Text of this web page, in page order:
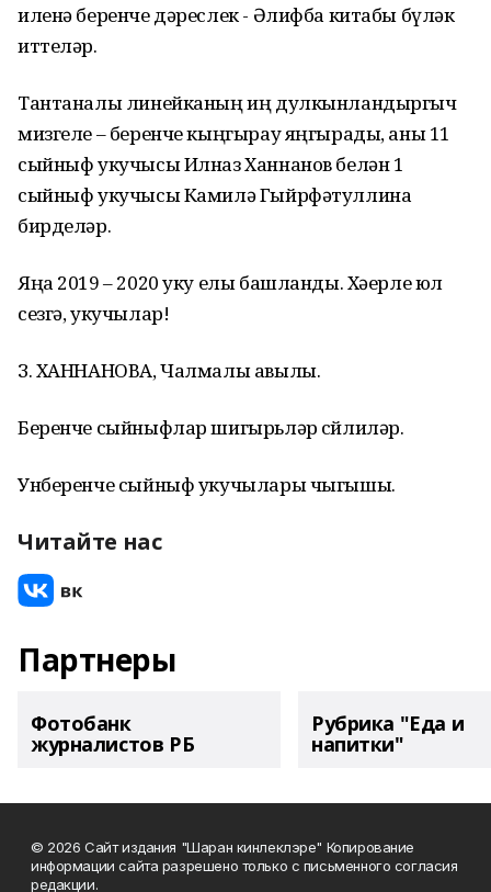
иленә беренче дәреслек - Әлифба китабы бүләк
иттеләр.
Тантаналы линейканың иң дулкынландыргыч
мизгеле – беренче кыңгырау яңгырады, аны 11
сыйныф укучысы Илназ Ханнанов белән 1
сыйныф укучысы Камилә Гыйрфәтуллина
бирделәр.
Яңа 2019 – 2020 уку елы башланды. Хәерле юл
сезгә, укучылар!
З. ХАННАНОВА, Чалмалы авылы.
Беренче сыйныфлар шигырьләр сөйлиләр.
Унберенче сыйныф укучылары чыгышы.
Читайте нас
Партнеры
Фотобанк
журналистов РБ
Рубрика "Еда и
напитки"
© 2026 Сайт издания "Шаран кинлеклэре" Копирование
информации сайта разрешено только с письменного согласия
редакции.